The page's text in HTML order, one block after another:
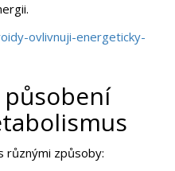
ovlivnuji-energeticky-
působení
různými způsoby: